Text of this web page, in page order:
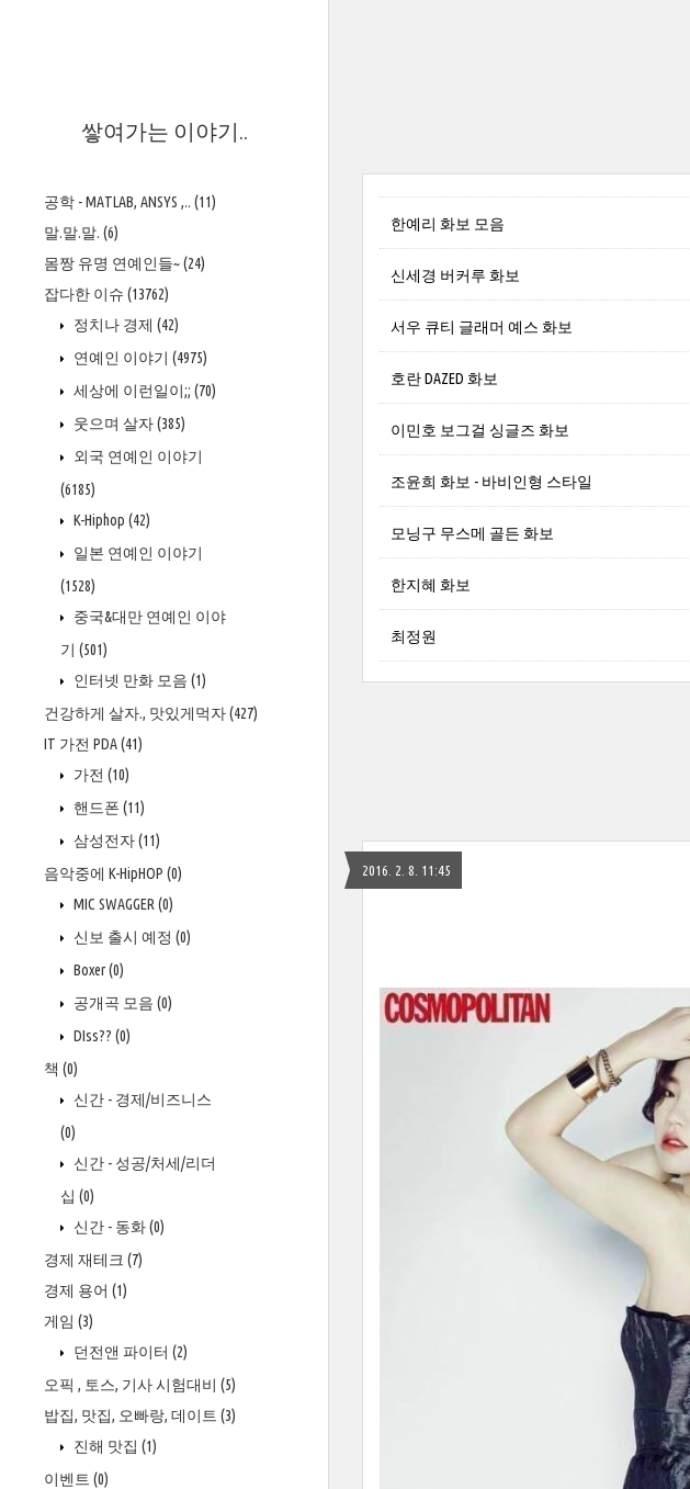
쌓여가는 이야기..
공학 - MATLAB, ANSYS ,.. (11)
말.말.말. (6)
몸짱 유명 연예인들~(24)
잡다한 이슈 (13762)
정치나 경제 (42)
연예인 이야기 (4975)
세상에 이런일이;; (70)
웃으며 살자(385)
외국 연예인 이야기
(6185)
K-Hiphop (42)
일본 연예인 이야기
(1528)
중국&대만 연예인 이야
기 (501)
인터넷 만화 모음 (1)
건강하게 살자., 맛있게먹자(427)
IT 가전 PDA(41)
가전 (10)
핸드폰 (11)
삼성전자(11)
음악중에 K-HipHOP (0)
MIC SWAGGER (0)
신보 출시 예정 (0)
Boxer(0)
공개곡 모음 (0)
DIss?? (0)
책 (0)
신간 - 경제/비즈니스
(0)
신간 - 성공/처세/리더
십 (0)
신간 - 동화(0)
경제 재테크 (7)
경제 용어 (1)
게임 (3)
던전앤 파이터 (2)
오픽 , 토스, 기사 시험대비 (5)
밥집, 맛집, 오빠랑, 데이트 (3)
진해 맛집 (1)
이벤트 (0)
한예리 화보 모음
신세경 버커루 화보
서우 큐티 글래머 예스 화보
호란 DAZED 화보
이민호 보그걸 싱글즈 화보
조윤희 화보 - 바비인형 스타일
모닝구 무스메 골든 화보
한지혜 화보
최정원
2016. 2. 8. 11:45